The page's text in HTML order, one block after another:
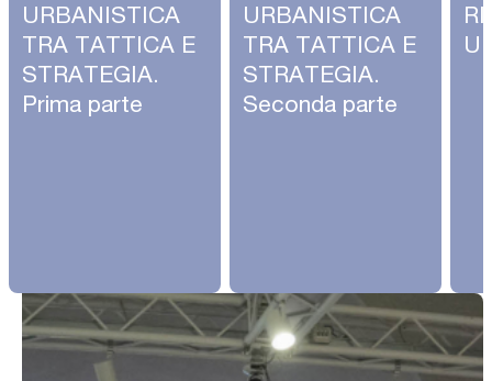
URBANISTICA
TRA TATTICA E
STRATEGIA.
Prima parte
URBANISTICA
TRA TATTICA E
STRATEGIA.
Seconda parte